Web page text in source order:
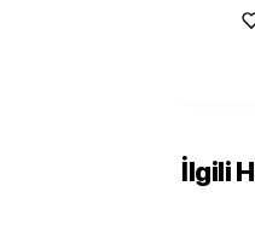
İlgili